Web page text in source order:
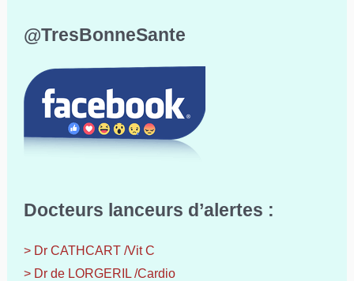
@TresBonneSante
Docteurs lanceurs d’alertes :
> Dr CATHCART /Vit C
> Dr de LORGERIL /Cardio